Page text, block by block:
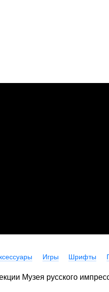
Игры Шрифты
Музея русского